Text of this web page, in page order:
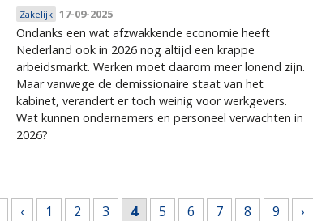
Zakelijk 17-09-2025
Ondanks een wat afzwakkende economie heeft
Nederland ook in 2026 nog altijd een krappe
arbeidsmarkt. Werken moet daarom meer lonend zijn.
Maar vanwege de demissionaire staat van het
kabinet, verandert er toch weinig voor werkgevers.
Wat kunnen ondernemers en personeel verwachten in
2026?
‹ 1 2 3 4 5 6 7 8 9 ›